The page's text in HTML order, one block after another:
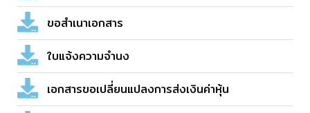
ขอสำเนาเอกสาร
ใบแจ้งความจำนง
เอกสารขอเปลี่ยนแปลงการส่งเงินค่าหุ้น